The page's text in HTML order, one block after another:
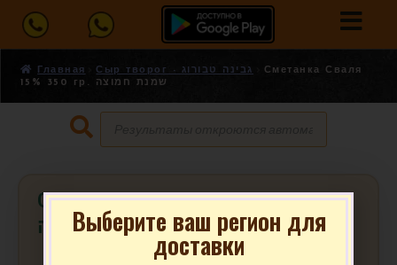
Главная Сыр творог - גבינה טבורוג
Сметанка Сваля
15% 350 гр. שמנת חמוצה
Сметанка Сваля 15% 350 гр. שמנת
חמוצהВыберите ваш регион для
доставки